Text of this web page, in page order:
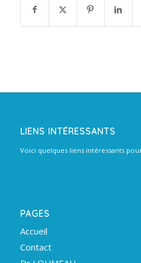
LIENS INTÉRESSANTS
Voici quelques liens intéressants
PAGES
Accueil
Contact